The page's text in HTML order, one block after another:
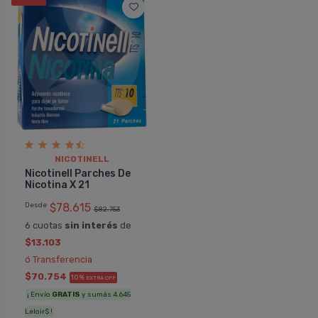
NICOTINELL
Nicotinell Parches De
Nicotina X 21
Desde $78.615 $82.753
6 cuotas sin interés de
$13.103
ó Transferencia
$70.754 10% EXTRA OFF
¡ Envío GRATIS y sumás 4.645
Leloir$ !